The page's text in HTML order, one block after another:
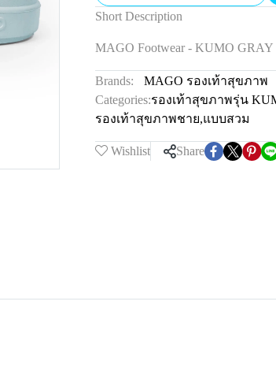
Short Description
MAGO Footwear - KUMO GRAY
Brands:
MAGO รองเท้าสุขภาพ
Categories:รองเท้าสุขภาพรุ่น
รองเท้าสุขภาพชาย,แบบสวม
Wishlist Share